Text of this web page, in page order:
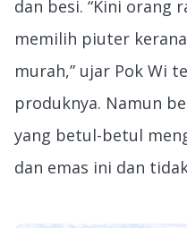
dan besi. “Kini orang
memilih piuter
murah,” ujar Pok Wi
produknya. Namun
yang betul-betul
dan emas ini dan